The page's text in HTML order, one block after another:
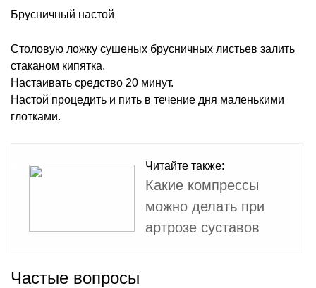
Брусничный настой
Столовую ложку сушеных брусничных листьев залить
стаканом кипятка.
Настаивать средство 20 минут.
Настой процедить и пить в течение дня маленькими
глотками.
Читайте также:
Какие компрессы
можно делать при
артрозе суставов
Частые вопросы